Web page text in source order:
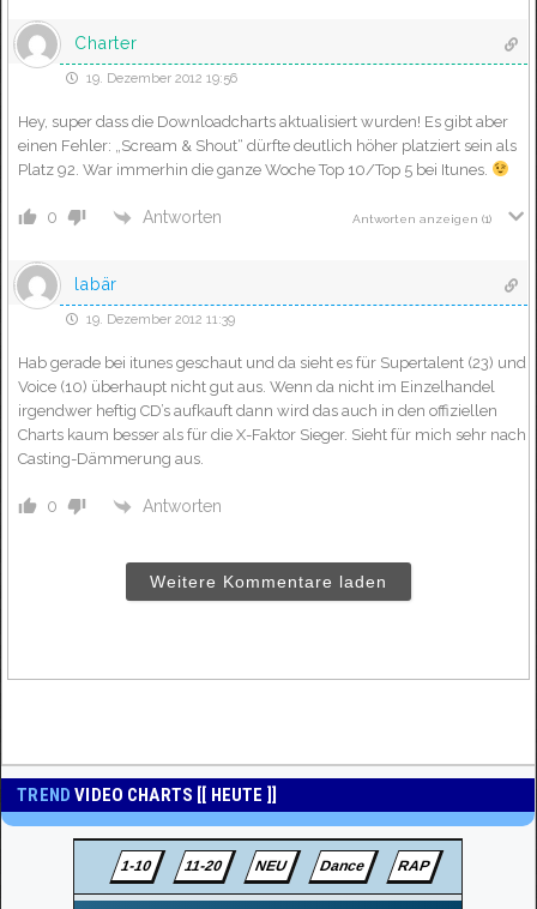
Charter
19. Dezember 2012 19:56
Hey, super dass die Downloadcharts aktualisiert wurden! Es gibt aber
einen Fehler: „Scream & Shout“ dürfte deutlich höher platziert sein als
Platz 92. War immerhin die ganze Woche Top 10/Top 5 bei Itunes.
0 Antworten Antworten anzeigen (1)
labär
19. Dezember 2012 11:39
Hab gerade bei itunes geschaut und da sieht es für Supertalent (23) und
Voice (10) überhaupt nicht gut aus. Wenn da nicht im Einzelhandel
irgendwer heftig CD’s aufkauft dann wird das auch in den offiziellen
Charts kaum besser als für die X-Faktor Sieger. Sieht für mich sehr nach
Casting-Dämmerung aus.
0 Antworten
Weitere Kommentare laden
TRENDVIDEO CHARTS [[ HEUTE ]]